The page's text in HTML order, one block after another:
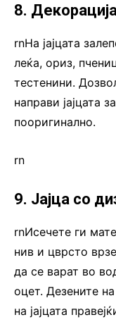
8.
rnНа јајцата
леќа, ориз,
тестенини.
направи јајцата
пооригинално.
rn
9. Јајца со
rnИсечете ги
нив и цврсто
да се варат во
оцет. Дезените
на јајцата